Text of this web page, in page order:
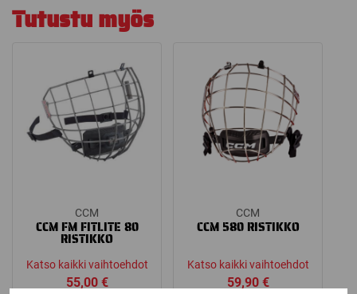
Tutustu myös
CCM
CCM FM FITLITE 80
RISTIKKO
Katso kaikki vaihtoehdot
55,00 €
CCM
CCM 580 RISTIKKO
Katso kaikki vaihtoehdot
59,90 €